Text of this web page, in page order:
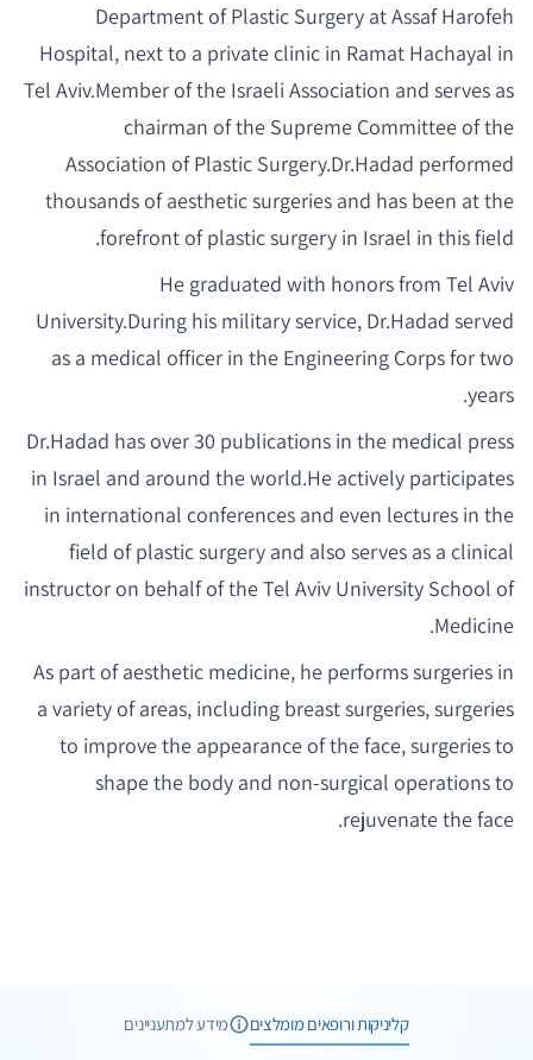
Department of Plastic Surgery at Assaf Harofeh
Hospital, next to a private clinic in Ramat Hachayal in
Tel Aviv.Member of the Israeli Association and serves as
chairman of the Supreme Committee of the
Association of Plastic Surgery.Dr.Hadad performed
thousands of aesthetic surgeries and has been at the
forefront of plastic surgery in Israel in this field.
He graduated with honors from Tel Aviv
University.During his military service, Dr.Hadad served
as a medical officer in the Engineering Corps for two
years.
Dr.Hadad has over 30 publications in the medical press
in Israel and around the world.He actively participates
in international conferences and even lectures in the
field of plastic surgery and also serves as a clinical
instructor on behalf of the Tel Aviv University School of
Medicine.
As part of aesthetic medicine, he performs surgeries in
a variety of areas, including breast surgeries, surgeries
to improve the appearance of the face, surgeries to
shape the body and non-surgical operations to
rejuvenate the face.
קליניקות ורופאים מומלצים מידע למתעניינים
1 תמונות